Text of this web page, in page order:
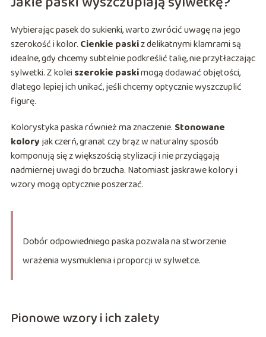
Wybierając pasek do sukienki, warto zwrócić uwagę na jego
szerokość i kolor. Cienkie paskiz delikatnymi klamrami są
idealne, gdy chcemy subtelnie podkreślić talię, nie przytłaczając
sylwetki. Z kolei szerokie paskimogą dodawać objętości,
dlatego lepiej ich unikać, jeśli chcemy optycznie wyszczuplić
figurę.
Kolorystyka paska również ma znaczenie. Stonowane
koloryjak czerń, granat czy brąz w naturalny sposób
komponują się z większością stylizacji i nie przyciągają
nadmiernej uwagi do brzucha. Natomiast jaskrawe kolory i
wzory mogą optycznie poszerzać.
Dobór odpowiedniego paska pozwala na stworzenie
wrażenia wysmuklenia i proporcji w sylwetce.
Pionowe wzory i ich zalety